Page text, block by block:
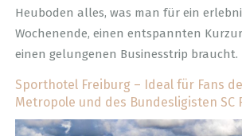
Heuboden alles, was man für ein
Wochenende, einen entspannten
einen gelungenen Businesstrip braucht.
Sporthotel Freiburg – Ideal für Fans
Metropole und des Bundesligisten SC